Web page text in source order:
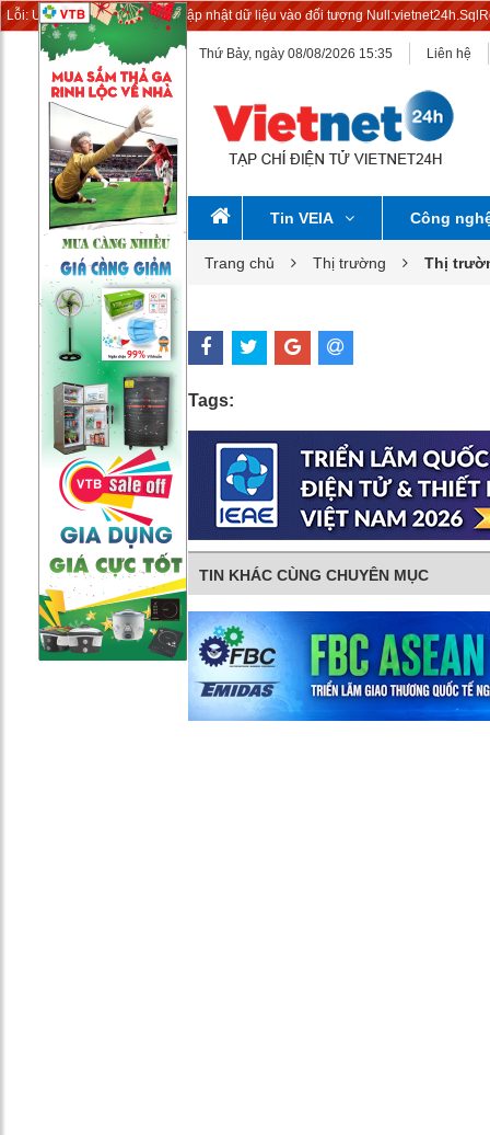
Lỗi: Update News:Không thể cập nhật dữ liệu vào đối tượng
Thứ Bảy, ngày 08/08/2026 15:35 Liên hệ
Tin VEIA Công
Trang chủ Thị trường Thị
Tags:
TIN KHÁC CÙNG CHUYÊN MỤC